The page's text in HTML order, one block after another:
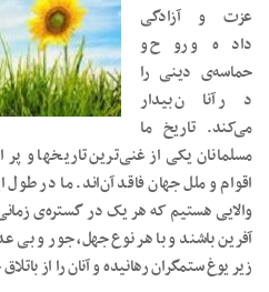
عزت و آزادگی
داده و روح و
حماسه‌ی دینی را
در آنان بیدار
می‌کند. تاریخ ما
مسلمانان یکی از غنی‌ترین تاریخها و
اقوام و ملل جهان فاقد آن‌اند. ما در
والایی هستیم که هر یک در گستره‌ی
آفرین باشند و با هر نوع جهل، جور و بی
زیر یوغ ستمگران رهانیده و آنان را از